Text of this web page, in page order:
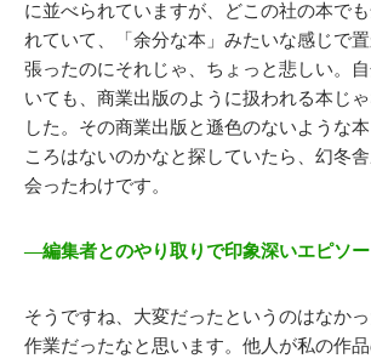
に並べられていますが、どこの社の本で
れていて、「余分な本」みたいな感じで
張ったのにそれじゃ、ちょっと悲しい。
いても、商業出版のように扱われる本じ
した。その商業出版と遜色のないような
ころはないのかなと探していたら、幻冬
会ったわけです。
―編集者とのやり取りで印象深いエピソ
そうですね、大変だったというのはなか
作業だったなと思います。他人が私の作